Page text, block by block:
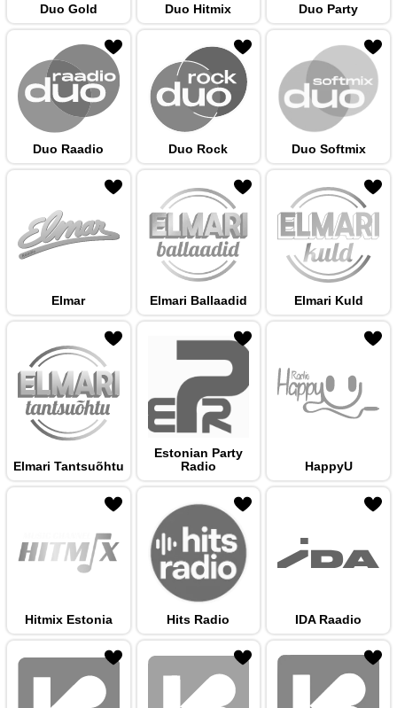
Duo Gold Duo Hitmix Duo Party
Duo Raadio Duo Rock Duo Softmix
Elmar Elmari Ballaadid Elmari Kuld
Elmari Tantsuõhtu
Estonian Party
Radio
HappyU
Hitmix Estonia Hits Radio IDA Raadio